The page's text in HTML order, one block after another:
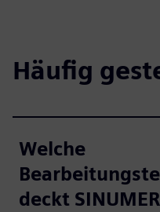
Häufig
Welche
deckt